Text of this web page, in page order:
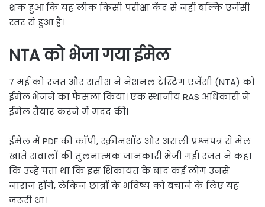
शक हुआ कि यह लीक किसी परीक्षा केंद्र से नहीं बल्कि एजेंसी
स्तर से हुआ है।
NTA को भेजा गया ईमेल
7 मई को रजत और सतीश ने नेशनल टेस्टिंग एजेंसी (NTA) को
ईमेल भेजने का फैसला किया। एक स्थानीय RAS अधिकारी ने
ईमेल तैयार करने में मदद की।
ईमेल में PDF की कॉपी, स्क्रीनशॉट और असली प्रश्नपत्र से मेल
खाते सवालों की तुलनात्मक जानकारी भेजी गई। रजत ने कहा
कि उन्हें पता था कि इस शिकायत के बाद कई लोग उनसे
नाराज होंगे, लेकिन छात्रों के भविष्य को बचाने के लिए यह
जरूरी था।